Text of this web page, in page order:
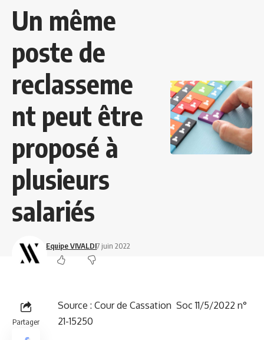
Un même
poste de
reclasseme
nt peut être
proposé à
plusieurs
salariés
Equipe VIVALDI7 juin 2022
Partager
Source : Cour de Cassation Soc 11/5/2022 n°
21-15250